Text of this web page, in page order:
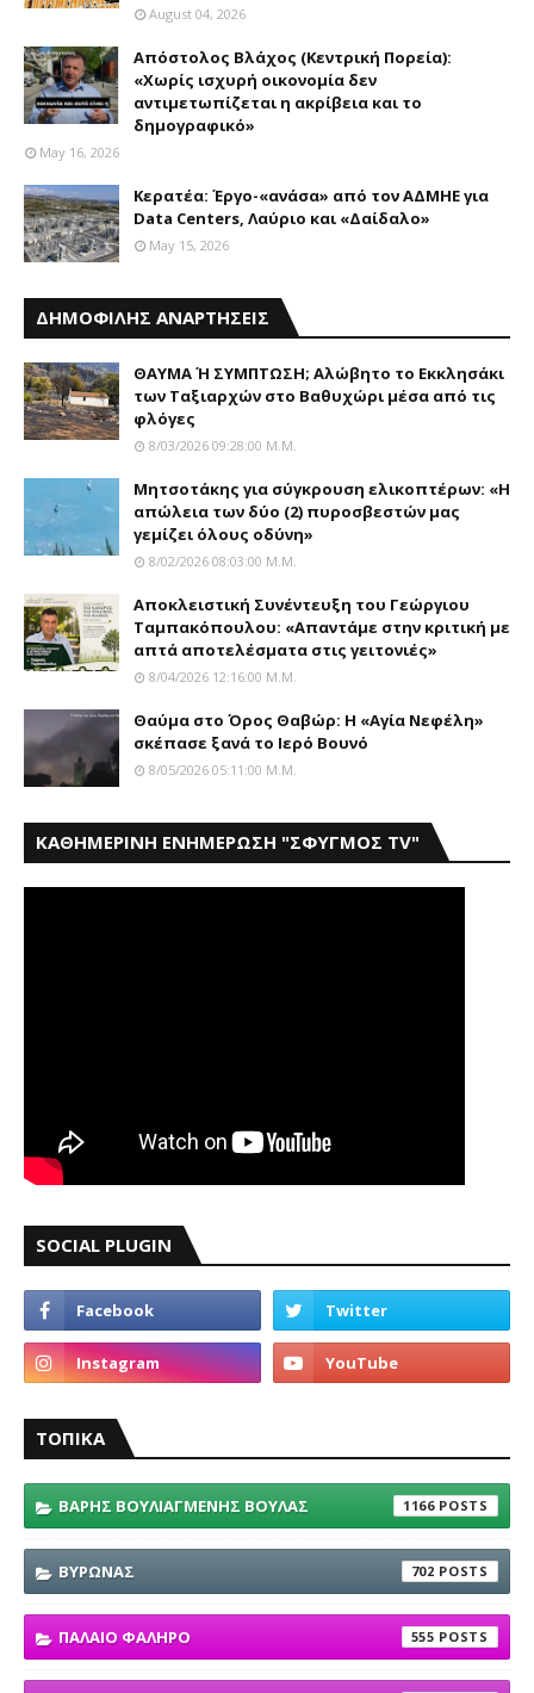
August 04, 2026
Απόστολος Βλάχος (Κεντρική Πορεία):
«Χωρίς ισχυρή οικονομία δεν
αντιμετωπίζεται η ακρίβεια και το
δημογραφικό»
May 16, 2026
Κερατέα: Έργο-«ανάσα» από τον ΑΔΜΗΕ για
Data Centers, Λαύριο και «Δαίδαλο»
May 15, 2026
ΔΗΜΟΦΙΛΗΣ ΑΝΑΡΤΗΣΕΙΣ
ΘΑΥΜΑ Ή ΣΥΜΠΤΩΣΗ; Aλώβητο το Eκκλησάκι
των Tαξιαρχών στο Bαθυχώρι μέσα από τις
φλόγες
8/03/2026 09:28:00 Μ.μ.
Μητσοτάκης για σύγκρουση ελικοπτέρων: «Η
απώλεια των δύο (2) πυροσβεστών μας
γεμίζει όλους οδύνη»
8/02/2026 08:03:00 Μ.μ.
Αποκλειστική Συνέντευξη του Γεώργιου
Ταμπακόπουλου: «Απαντάμε στην κριτική με
απτά αποτελέσματα στις γειτονιές»
8/04/2026 12:16:00 Μ.μ.
Θαύμα στο Όρος Θαβώρ: H «Aγία Nεφέλη»
σκέπασε ξανά το Iερό Bουνό
8/05/2026 05:11:00 Μ.μ.
ΚΑΘΗΜΕΡΙΝΗ ΕΝΗΜΕΡΩΣΗ "ΣΦΥΓΜΟΣ TV"
SOCIAL PLUGIN
ΤΟΠΙΚΑ
ΒΑΡΗΣ ΒΟΥΛΙΑΓΜΕΝΗΣ ΒΟΥΛΑΣ 1166
ΒΥΡΩΝΑΣ 702
ΠΑΛΑΙΟ ΦΑΛΗΡΟ 555